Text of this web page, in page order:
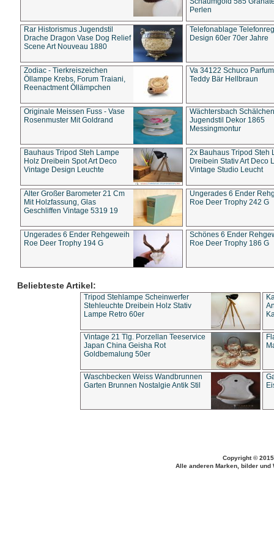
Perlen
Rar Historismus Jugendstil
Drache Dragon Vase Dog Relief
Scene Art Nouveau 1880
Telefonablage
Design 60er 70er Jahre
Zodiac - Tierkreiszeichen
Öllampe Krebs, Forum Traiani,
Reenactment Öllämpchen
Va 34122 Schuco
Teddy Bär Hellbraun
Originale Meissen Fuss - Vase
Rosenmuster Mit Goldrand
Wächtersbach Schälchen
Jugendstil Dekor 1865
Messingmontur
Bauhaus Tripod Steh Lampe
Holz Dreibein Spot Art Deco
Vintage Design Leuchte
2x Bauhaus Tripod Steh
Dreibein Stativ Art Deco
Vintage Studio Leucht
Alter Großer Barometer 21 Cm
Mit Holzfassung, Glas
Geschliffen Vintage 5319 19
Ungerades 6 Ender
Roe Deer Trophy 242 G
Ungerades 6 Ender Rehgeweih
Roe Deer Trophy 194 G
Schönes 6 Ender
Roe Deer Trophy 186 G
Beliebteste Artikel:
Tripod Stehlampe Scheinwerfer
Stehleuchte Dreibein Holz Stativ
Lampe Retro 60er
Vintage 21 Tlg. Porzellan Teeservice
Japan China Geisha Rot
Goldbemalung 50er
Waschbecken Weiss Wandbrunnen
Garten Brunnen Nostalgie Antik Stil
Copyright ©
Alle anderen Marken, bilder und